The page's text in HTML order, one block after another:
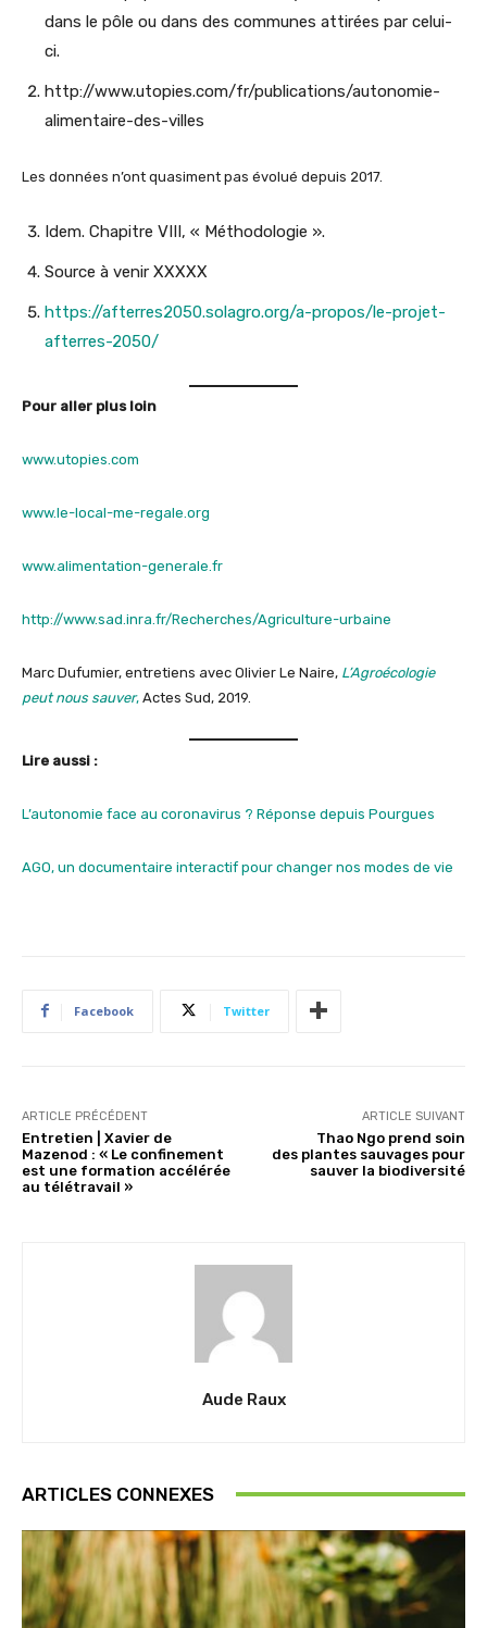
dans le pôle ou dans des communes attirées par celui-
ci.
http://www.utopies.com/fr/publications/autonomie-
alimentaire-des-villes
Les données n’ont quasiment pas évolué depuis 2017.
Idem. Chapitre VIII, « Méthodologie ».
Source à venir XXXXX
https://afterres2050.solagro.org/a-propos/le-projet-
afterres-2050/
Pour aller plus loin
www.utopies.com
www.le-local-me-regale.org
www.alimentation-generale.fr
http://www.sad.inra.fr/Recherches/Agriculture-urbaine
Marc Dufumier, entretiens avec Olivier Le Naire, L’Agroécologie
peut nous sauver, Actes Sud, 2019.
Lire aussi :
L’autonomie face au coronavirus ? Réponse depuis Pourgues
AGO, un documentaire interactif pour changer nos modes de vie
Facebook Twitter
ARTICLE PRÉCÉDENT
Entretien | Xavier de
Mazenod : « Le confinement
est une formation accélérée
au télétravail »
ARTICLE SUIVANT
Thao Ngo prend soin
des plantes sauvages pour
sauver la biodiversité
Aude Raux
ARTICLES CONNEXES